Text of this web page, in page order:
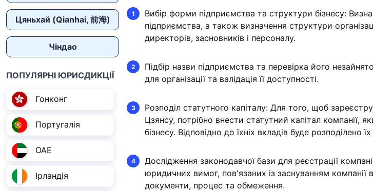
Цяньхай (Qianhai, 前海)
Чіндао
ПОПУЛЯРНІ ЮРИСДИКЦІЇ
Гонконг
Португалія
ОАЕ
Ірландія
Вибір форми підприємства та структури бізнесу:
підприємства, а також визначення структури
директорів, засновників і персоналу.
Підбір назви підприємства та перевірка його
для організації та валідація її доступності.
Розподіл статутного капіталу: Для того, щоб
Цзянсу, потрібно внести статутний капітал компанії,
бізнесу. Відповідно до їхніх вкладів буде розподілено
Дослідження законодавчої бази для реєстрації
юридичних вимог, пов'язаних із заснуванням компанії
документи, процес та обмеження.